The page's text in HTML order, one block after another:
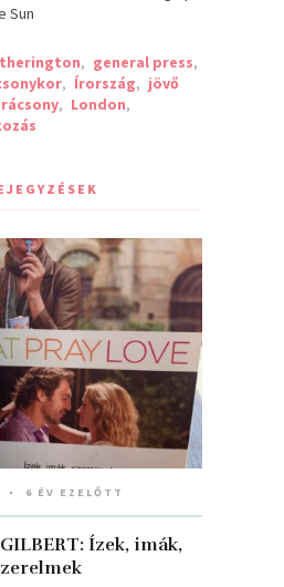
Sun
, general press,
, Írország, jövő
, London,
6 ÉV EZELŐTT
Ízek, imák,